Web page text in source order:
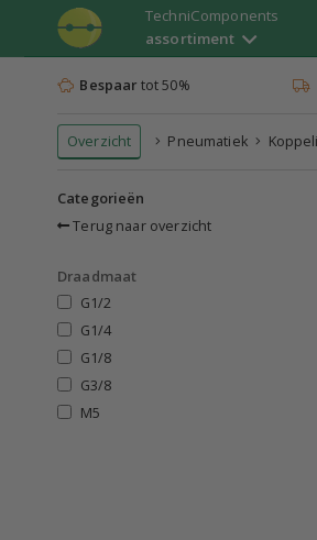
TechniComponents
assortiment
Bespaar tot 50%
Overzicht Pneumatiek
Categorieën
Terug naar overzicht
Draadmaat
G1/2
G1/4
G1/8
G3/8
M5